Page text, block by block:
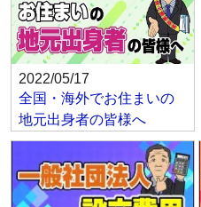
2022/05/17
全国・海外でお住まいの
地元出身者の皆様へ